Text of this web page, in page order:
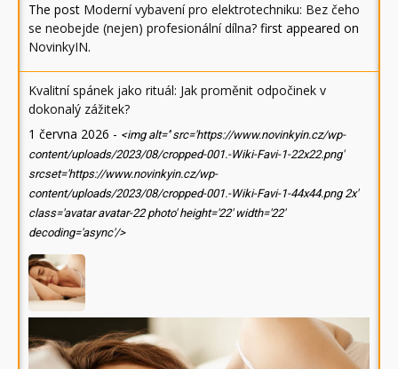
The post Moderní vybavení pro elektrotechniku: Bez čeho
se neobejde (nejen) profesionální dílna? first appeared on
NovinkyIN.
Kvalitní spánek jako rituál: Jak proměnit odpočinek v
dokonalý zážitek?
1 června 2026 - <img alt='' src='https://www.novinkyin.cz/wp-
content/uploads/2023/08/cropped-001.-Wiki-Favi-1-22x22.png'
srcset='https://www.novinkyin.cz/wp-
content/uploads/2023/08/cropped-001.-Wiki-Favi-1-44x44.png 2x'
class='avatar avatar-22 photo' height='22' width='22'
decoding='async'/>